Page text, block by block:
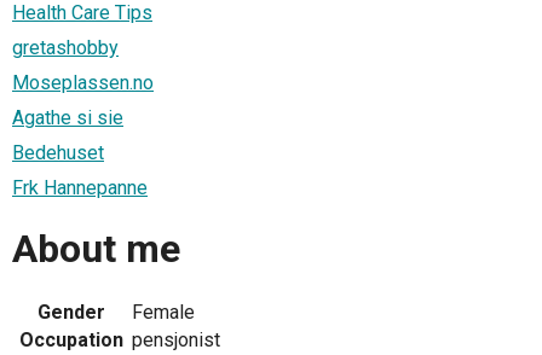
Health Care Tips
gretashobby
Moseplassen.no
Agathe si sie
Bedehuset
Frk Hannepanne
About me
Gender
Female
Occupation pensjonist